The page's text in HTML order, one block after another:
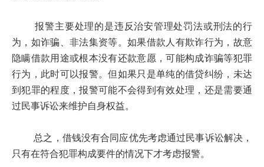
报警主要处理的是违反治安管理处罚法或刑法的行
为，如诈骗、非法集资等。如果借款人有欺诈行为，故意
隐瞒借款用途或根本没有还款意愿，可能构成诈骗等犯罪
行为，此时可以报警。但如果只是单纯的借贷纠纷，未达
到犯罪的程度，报警可能不会得到有效处理，还是需要通
过民事诉讼来维护自身权益。
总之，借钱没有合同应优先考虑通过民事诉讼解决，
只有在符合犯罪构成要件的情况下才考虑报警。